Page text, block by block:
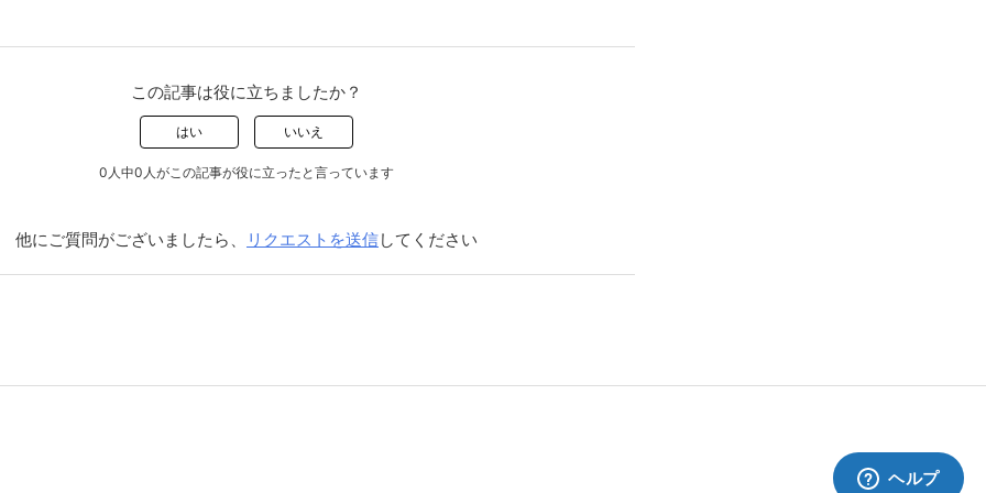
この記事は役に立ちましたか？
はい いいえ
0人中0人がこの記事が役に立ったと言っています
他にご質問がございましたら、 リクエストを送信してください